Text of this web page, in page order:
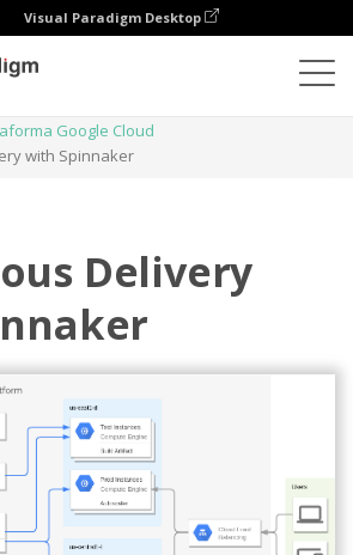
Visual Paradigm Desktop
Google Cloud
with Spinnaker
Delivery